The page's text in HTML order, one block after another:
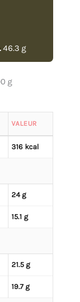
46.3 g
g
VALEUR
316 kcal
24 g
15.1 g
21.5 g
19.7 g